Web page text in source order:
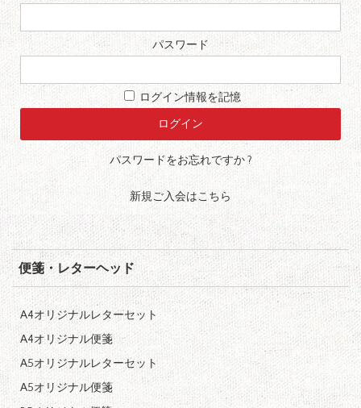
パスワード
ログイン情報を記憶
パスワードをお忘れですか ?
新規ご入会はこちら
便箋・レターヘッド
A4オリジナルレターセット
A4オリジナル便箋
A5オリジナルレターセット
A5オリジナル便箋